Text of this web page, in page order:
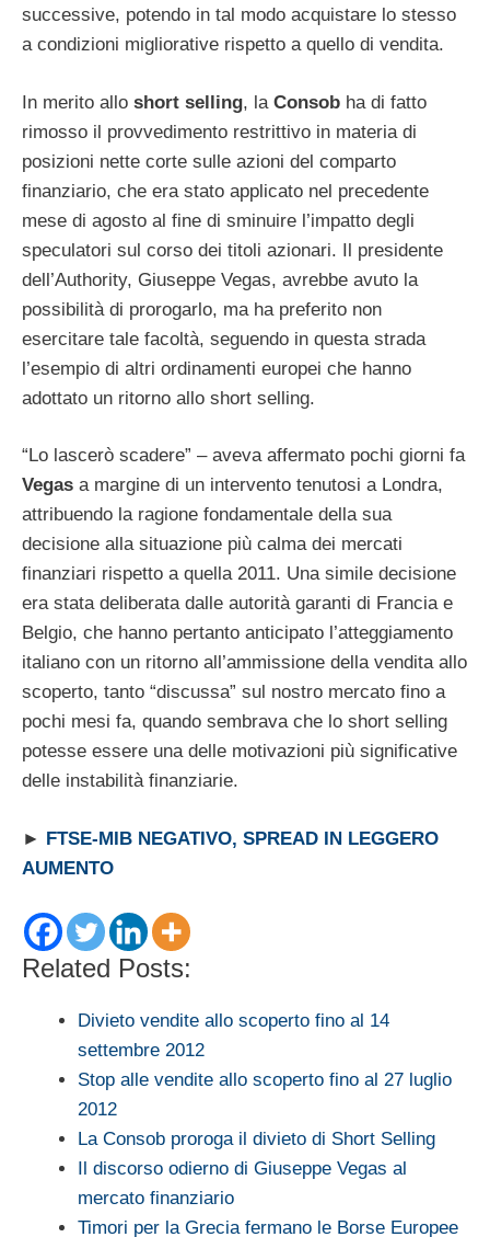
successive, potendo in tal modo acquistare lo stesso
a condizioni migliorative rispetto a quello di vendita.
In merito allo short selling, la Consob ha di fatto
rimosso il provvedimento restrittivo in materia di
posizioni nette corte sulle azioni del comparto
finanziario, che era stato applicato nel precedente
mese di agosto al fine di sminuire l’impatto degli
speculatori sul corso dei titoli azionari. Il presidente
dell’Authority, Giuseppe Vegas, avrebbe avuto la
possibilità di prorogarlo, ma ha preferito non
esercitare tale facoltà, seguendo in questa strada
l’esempio di altri ordinamenti europei che hanno
adottato un ritorno allo short selling.
“Lo lascerò scadere” – aveva affermato pochi giorni fa
Vegas a margine di un intervento tenutosi a Londra,
attribuendo la ragione fondamentale della sua
decisione alla situazione più calma dei mercati
finanziari rispetto a quella 2011. Una simile decisione
era stata deliberata dalle autorità garanti di Francia e
Belgio, che hanno pertanto anticipato l’atteggiamento
italiano con un ritorno all’ammissione della vendita allo
scoperto, tanto “discussa” sul nostro mercato fino a
pochi mesi fa, quando sembrava che lo short selling
potesse essere una delle motivazioni più significative
delle instabilità finanziarie.
► FTSE-MIB NEGATIVO, SPREAD IN LEGGERO
AUMENTO
Related Posts:
Divieto vendite allo scoperto fino al 14
settembre 2012
Stop alle vendite allo scoperto fino al 27 luglio
2012
La Consob proroga il divieto di Short Selling
Il discorso odierno di Giuseppe Vegas al
mercato finanziario
Timori per la Grecia fermano le Borse Europee